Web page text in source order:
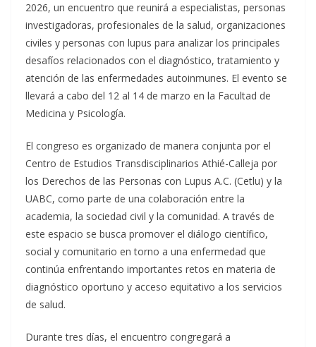
2026, un encuentro que reunirá a especialistas, personas
investigadoras, profesionales de la salud, organizaciones
civiles y personas con lupus para analizar los principales
desafíos relacionados con el diagnóstico, tratamiento y
atención de las enfermedades autoinmunes. El evento se
llevará a cabo del 12 al 14 de marzo en la Facultad de
Medicina y Psicología.
El congreso es organizado de manera conjunta por el
Centro de Estudios Transdisciplinarios Athié-Calleja por
los Derechos de las Personas con Lupus A.C. (Cetlu) y la
UABC, como parte de una colaboración entre la
academia, la sociedad civil y la comunidad. A través de
este espacio se busca promover el diálogo científico,
social y comunitario en torno a una enfermedad que
continúa enfrentando importantes retos en materia de
diagnóstico oportuno y acceso equitativo a los servicios
de salud.
Durante tres días, el encuentro congregará a